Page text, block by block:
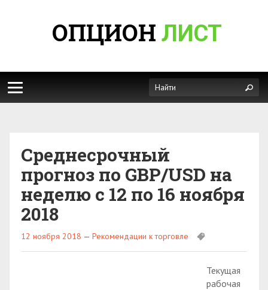
ОПЦИОН ЛИСТ
Среднесрочный
прогноз по GBP/USD на
неделю с 12 по 16 ноября
2018
12 ноября 2018 — Рекомендации к торговле
Текущая
рабочая